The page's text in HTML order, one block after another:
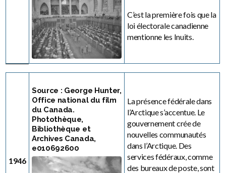
C’est la première fois que la
loi électorale canadienne
mentionne les Inuits.
1946
Source : George Hunter,
Office national du film
du Canada.
Photothèque,
Bibliothèque et
Archives Canada,
e010692600
La présence fédérale dans
l’Arctique s’accentue. Le
gouvernement crée de
nouvelles communautés
dans l’Arctique. Des
services fédéraux, comme
des bureaux de poste, sont